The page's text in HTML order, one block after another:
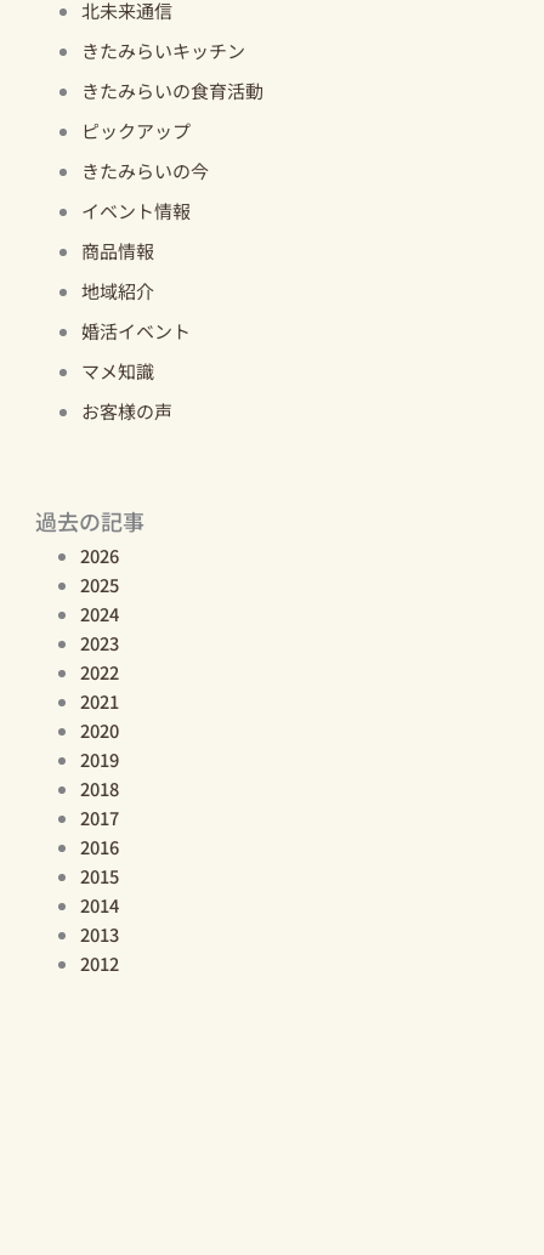
北未来通信
きたみらいキッチン
きたみらいの食育活動
ピックアップ
きたみらいの今
イベント情報
商品情報
地域紹介
婚活イベント
マメ知識
お客様の声
過去の記事
2026
2025
2024
2023
2022
2021
2020
2019
2018
2017
2016
2015
2014
2013
2012